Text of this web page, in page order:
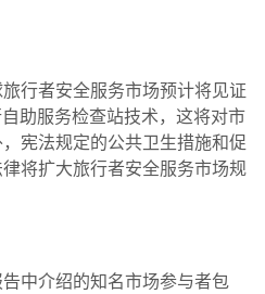
行者安全服务市场预计将见证
助服务检查站技术，这将对市
宪法规定的公共卫生措施和促
将扩大旅行者安全服务市场规
中介绍的知名市场参与者包